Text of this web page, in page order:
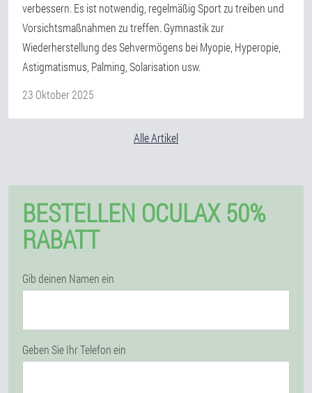
verbessern. Es ist notwendig, regelmäßig Sport zu treiben und
Vorsichtsmaßnahmen zu treffen. Gymnastik zur
Wiederherstellung des Sehvermögens bei Myopie, Hyperopie,
Astigmatismus, Palming, Solarisation usw.
23 Oktober 2025
Alle Artikel
BESTELLEN OCULAX 50%
RABATT
Gib deinen Namen ein
Geben Sie Ihr Telefon ein